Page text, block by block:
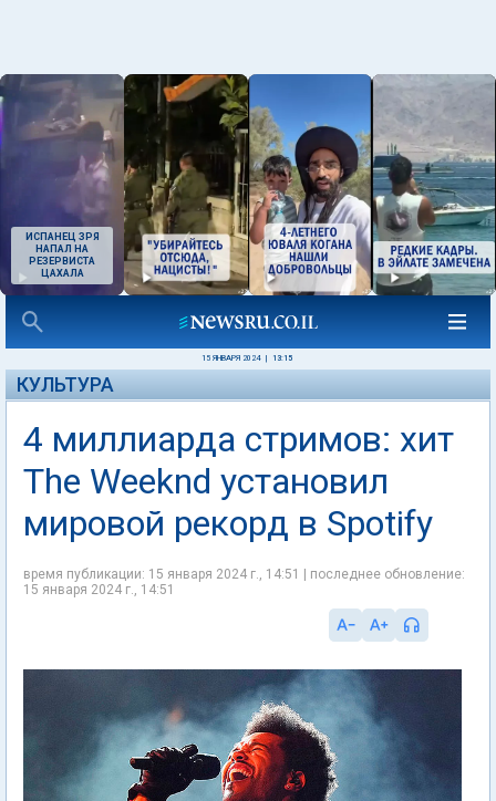
ИСПАНЕЦ ЗРЯ
НАПАЛ НА
РЕЗЕРВИСТА
ЦАХАЛА
15 ЯНВАРЯ 2024 13:15
КУЛЬТУРА
4 миллиарда стримов: хит
The Weeknd установил
мировой рекорд в Spotify
время публикации: 15 января 2024 г., 14:51 | последнее обновление:
15 января 2024 г., 14:51